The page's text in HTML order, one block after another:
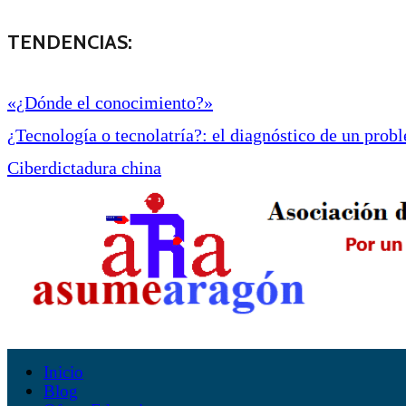
TENDENCIAS:
«¿Dónde el conocimiento?»
¿Tecnología o tecnolatría?: el diagnóstico de un
Ciberdictadura china
Inicio
Blog